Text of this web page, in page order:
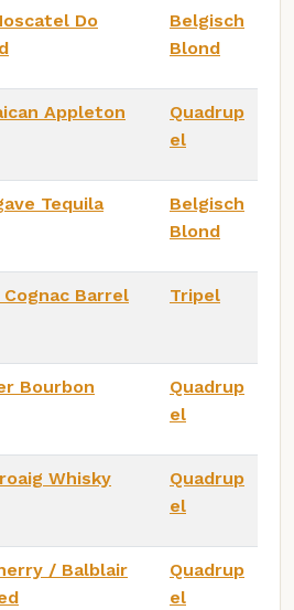
Do
Belgisch
Blond
Appleton
Quadrup
el
Tequila
Belgisch
Blond
Barrel
Tripel
Bourbon
Quadrup
el
Whisky
Quadrup
el
/ Balblair
Quadrup
el